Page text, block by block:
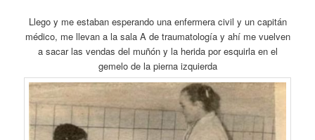
Llego y me estaban esperando una enfermera civil y un capitán
médico, me llevan a la sala A de traumatología y ahí me vuelven
a sacar las vendas del muñón y la herida por esquirla en el
gemelo de la pierna izquierda